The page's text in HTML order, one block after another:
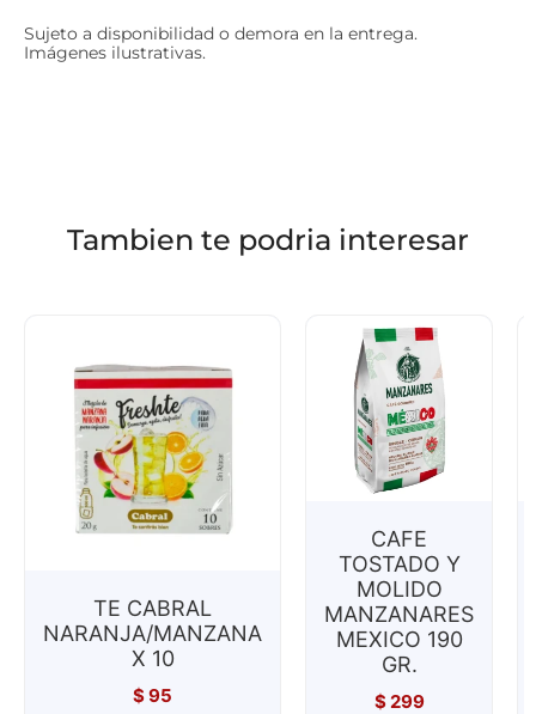
Sujeto a disponibilidad o demora en la entrega.
Imágenes ilustrativas.
Tambien te podria interesar
TE CABRAL
NARANJA/MANZANA
X 10
$95
CAFE
TOSTADO Y
MOLIDO
MANZANARES
MEXICO 190
GR.
$299